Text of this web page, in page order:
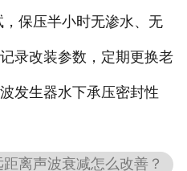
保压半小时无渗水、无
录改装参数，定期更换老
发生器水下承压密封性
离声波衰减怎么改善？